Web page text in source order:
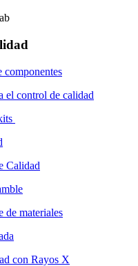
componentes
el control de calidad
Calidad
de materiales
con Rayos X